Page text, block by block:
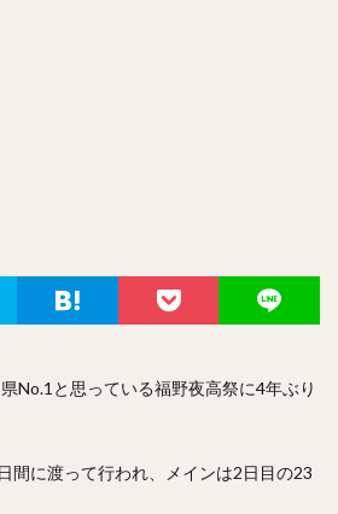
No.1と思っている福野夜高祭に4年ぶり
間に渡って行われ、メインは2日目の23